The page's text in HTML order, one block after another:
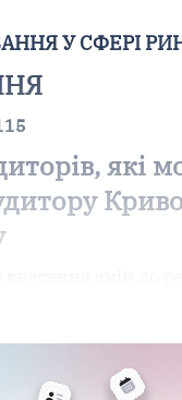
У СФЕРІ
які